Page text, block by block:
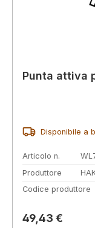
Punta attiva
Disponibile a
Articolo n.
Produttore
Codice produttore
Prezzo
49,43 €